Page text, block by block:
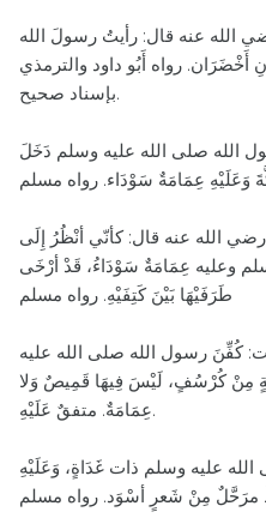
الله عنه قال: رأيتُ رسولَ الله
أَخْضَرَان. رواه أَبُو داود والترمذي
بإسناد صحيح.
الله صلى الله عليه وسلم دَخَلَ
الله عنه قال: كأنّي أنْظُرُ إِلَى
وعليه عِمَامَةٌ سَوْدَاءُ، قَدْ أرْخَى
طَرَفَيْهَا بَيْنَ كَتِفَيْهِ. رواه مسلم
كُفِّنَ رسول الله صلى الله عليه
مِنْ كُرْسُفٍ، لَيْسَ فِيهَا قَمِيصٌ وَلا
عِمَامَةٌ. متفقٌ عَلَيْهِ.
عليه وسلم ذات غَدَاةٍ، وَعَلَيْهِ
مِنْ شَعرٍ أسْوَد. رواه مسلم